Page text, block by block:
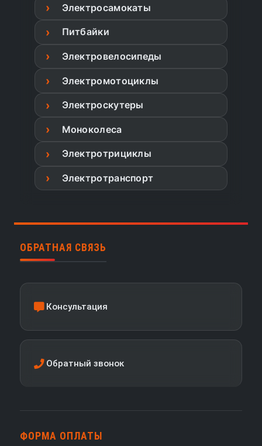
Электросамокаты
Питбайки
Электровелосипеды
Электромотоциклы
Электроскутеры
Моноколеса
Электротрициклы
Электротранспорт
ОБРАТНАЯ СВЯЗЬ
Консультация
Обратный звонок
ФОРМА ОПЛАТЫ